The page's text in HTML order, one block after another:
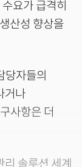
요가 급격히
산성 향상을
당자들의
거나
사항은 더
솔루션 세계